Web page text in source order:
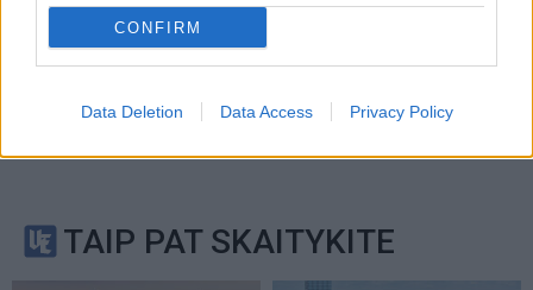
CONFIRM
Data Deletion Data Access Privacy Policy
TAIP PAT SKAITYKITE